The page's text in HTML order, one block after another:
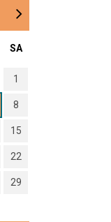
SA
1
8
15
22
29